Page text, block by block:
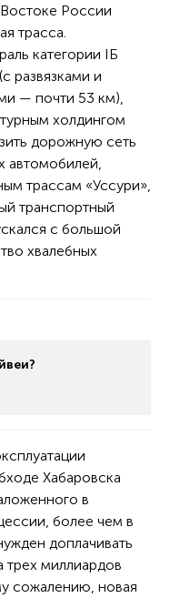
России
трасса.
категории IБ
развязками и
— почти 53 км),
холдингом
дорожную сеть
автомобилей,
трассам «Уссури»,
транспортный
с большой
хвалебных
Хабаровска
в
более чем в
доплачивать
трех миллиардов
сожалению, новая